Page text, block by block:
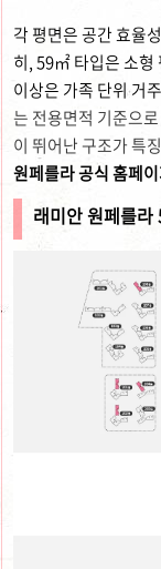
각 평면은 공간 효율
히, 59㎡ 타입은 소
이상은 가족 단위 거
는 전용면적 기준으
이 뛰어난 구조가 특
원페를라 공식 홈페
래미안 원페를라